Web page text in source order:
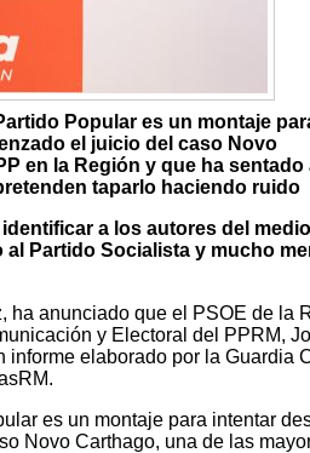
Popular es un montaje
el juicio del caso Novo
en la Región y que ha sentado
taparlo haciendo ruido
a los autores del medio
Partido Socialista y mucho
ha anunciado que el PSOE de la
y Electoral del PPRM,
informe elaborado por la Guardia
es un montaje para intentar
Novo Carthago, una de las